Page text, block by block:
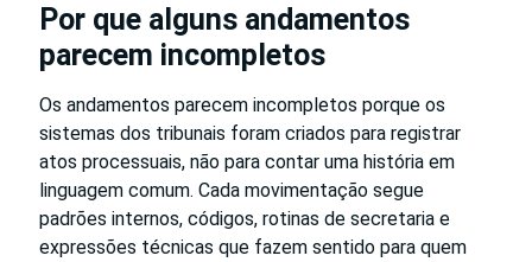
Por que alguns andamentos
parecem incompletos
Os andamentos parecem incompletos porque os
sistemas dos tribunais foram criados para registrar
atos processuais, não para contar uma história em
linguagem comum. Cada movimentação segue
padrões internos, códigos, rotinas de secretaria e
expressões técnicas que fazem sentido para quem